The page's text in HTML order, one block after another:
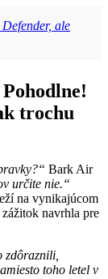
ale
trochu
Bark Air
určite nie.“
na vynikajúcom
navrhla pre
zdôraznili,
toho letel v